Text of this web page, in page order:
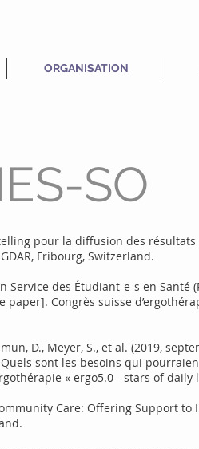
ORGANISATION
SO
pour la diffusion des
Fribourg, Switzerland.
Service des Étudiant-e-s en Santé
Congrès suisse
D., Meyer, S., et al. (2019,
sont les besoins qui
« ergo5.0 - stars of
Care: Offering Support